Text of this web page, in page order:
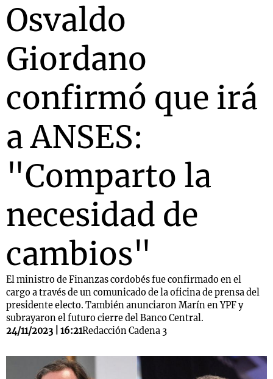
Osvaldo
Giordano
confirmó que irá
a ANSES:
"Comparto la
necesidad de
cambios"
El ministro de Finanzas cordobés fue confirmado en el
cargo a través de un comunicado de la oficina de prensa del
presidente electo. También anunciaron Marín en YPF y
subrayaron el futuro cierre del Banco Central.
24/11/2023 | 16:21Redacción Cadena 3